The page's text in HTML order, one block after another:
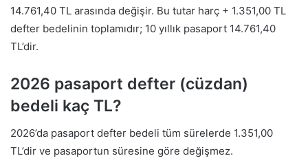
14.761,40 TL arasında değişir. Bu tutar harç + 1.351,00 TL
defter bedelinin toplamıdır; 10 yıllık pasaport 14.761,40
TL’dir.
2026 pasaport defter (cüzdan)
bedeli kaç TL?
2026’da pasaport defter bedeli tüm sürelerde 1.351,00
TL’dir ve pasaportun süresine göre değişmez.